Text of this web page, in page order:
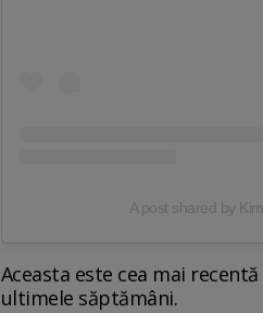
A post shared by
Aceasta este cea mai
ultimele săptămâni.